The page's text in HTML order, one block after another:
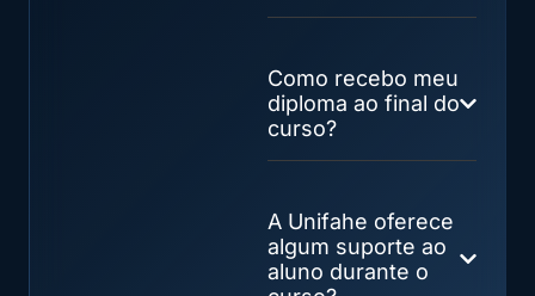
Como recebo meu
diploma ao final do
curso?
A Unifahe oferece
algum suporte ao
aluno durante o